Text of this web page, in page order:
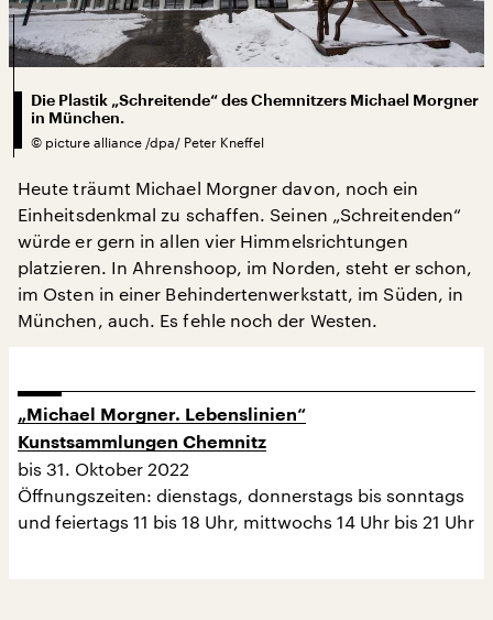
Die Plastik „Schreitende“ des Chemnitzers Michael Morgner
in München.
© picture alliance /dpa/ Peter Kneffel
Heute träumt Michael Morgner davon, noch ein
Einheitsdenkmal zu schaffen. Seinen „Schreitenden“
würde er gern in allen vier Himmelsrichtungen
platzieren. In Ahrenshoop, im Norden, steht er schon,
im Osten in einer Behindertenwerkstatt, im Süden, in
München, auch. Es fehle noch der Westen.
„Michael Morgner. Lebenslinien“
Kunstsammlungen Chemnitz
bis 31. Oktober 2022
Öffnungszeiten: dienstags, donnerstags bis sonntags
und feiertags 11 bis 18 Uhr, mittwochs 14 Uhr bis 21 Uhr